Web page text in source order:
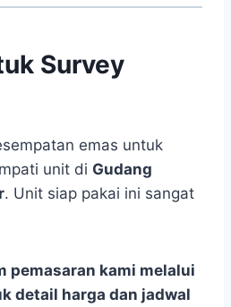
Survey
emas untuk
unit di Gudang
. Unit siap pakai ini sangat
pemasaran kami melalui
detail harga dan jadwal